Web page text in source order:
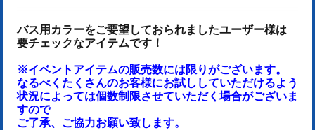
バス用カラーをご要望しておられましたユーザー様は
要チェックなアイテムです！
※イベントアイテムの販売数には限りがございます。
なるべくたくさんのお客様にお試ししていただけるよう
状況によっては個数制限させていただく場合がございま
すので
ご了承、ご協力お願い致します。